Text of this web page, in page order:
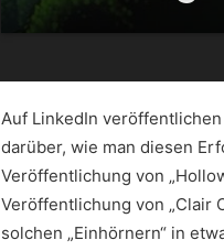
Auf LinkedIn
darüber, wie man diesen
Veröffentlichung von
Veröffentlichung von „Clair
solchen „Einhörnern“ in